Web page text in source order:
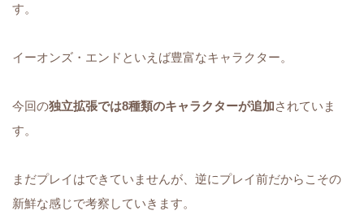
す。
イーオンズ・エンドといえば豊富なキャラクター。
今回の独立拡張では8種類のキャラクターが追加されていま
す。
まだプレイはできていませんが、逆にプレイ前だからこその
新鮮な感じで考察していきます。